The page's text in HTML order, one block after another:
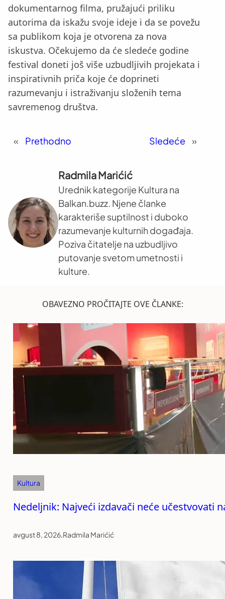
dokumentarnog filma, pružajući priliku
autorima da iskažu svoje ideje i da se povežu
sa publikom koja je otvorena za nova
iskustva. Očekujemo da će sledeće godine
festival doneti još više uzbudljivih projekata i
inspirativnih priča koje će doprineti
razumevanju i istraživanju složenih tema
savremenog društva.
« Prethodno Sledeće »
Radmila Marićić
Urednik kategorije Kultura na
Balkan.buzz. Njene članke
karakteriše suptilnost i duboko
razumevanje kulturnih događaja.
Poziva čitatelje na uzbudljivo
putovanje svetom umetnosti i
kulture.
OBAVEZNO PROČITAJTE OVE ČLANKE:
Kultura
Nedeljnik: Najveći izdavači neće učestvovati
avgust 8, 2026.Radmila Marićić